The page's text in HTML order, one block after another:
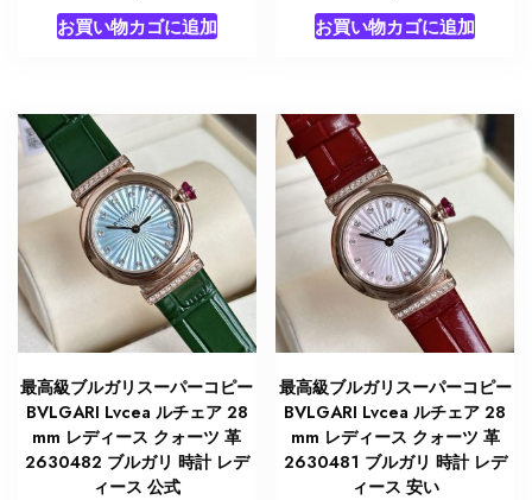
お買い物カゴに追加 お買い物カゴに追加
最高級ブルガリスーパーコピー
BVLGARI Lvcea ルチェア 28
mm レディース クォーツ 革
2630482 ブルガリ 時計 レデ
ィース 公式
最高級ブルガリスーパーコピー
BVLGARI Lvcea ルチェア 28
mm レディース クォーツ 革
2630481 ブルガリ 時計 レデ
ィース 安い